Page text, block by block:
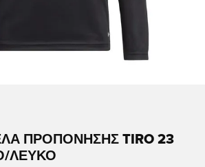
ΠΡΟΠΌΝΗΣΗΣ TIRO 23
ΛΕΥΚΌ